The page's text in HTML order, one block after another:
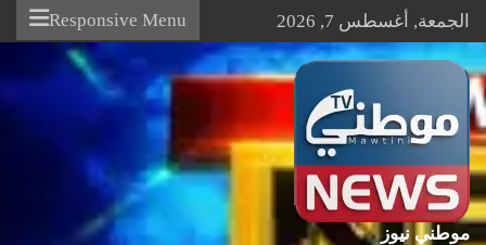
Skip
content
الجمعة, أغسطس 7, 2026 Responsive Menu
موطني نيوز